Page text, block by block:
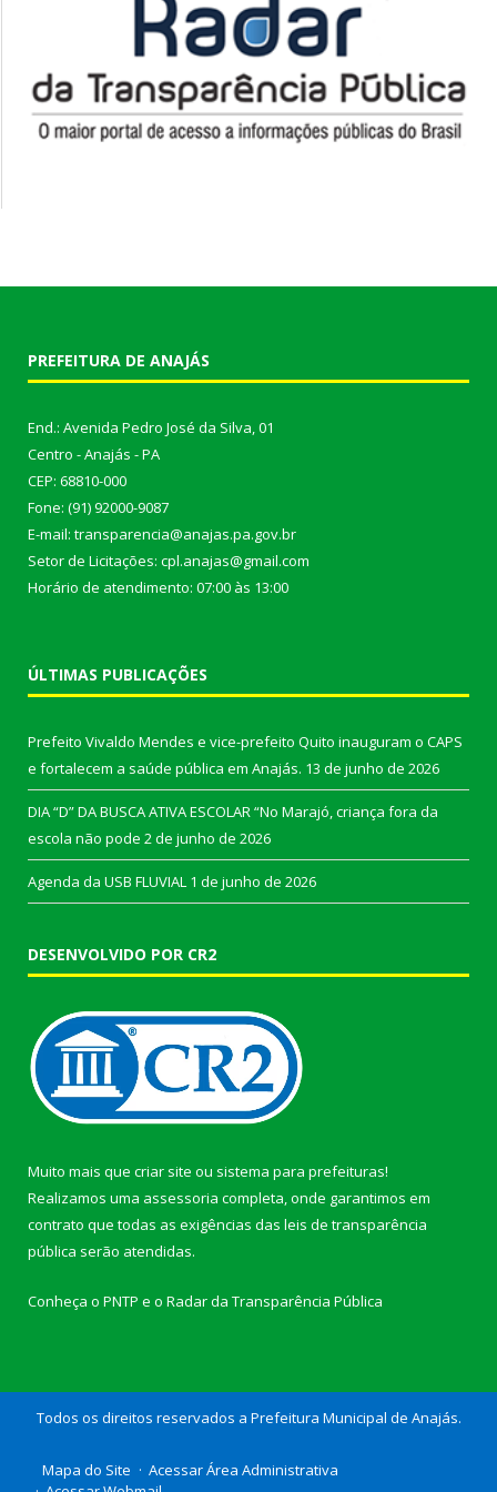
PREFEITURA DE ANAJÁS
End.: Avenida Pedro José da Silva, 01
Centro - Anajás - PA
CEP: 68810-000
Fone: (91) 92000-9087
E-mail: transparencia@anajas.pa.gov.br
Setor de Licitações: cpl.anajas@gmail.com
Horário de atendimento: 07:00 às 13:00
ÚLTIMAS PUBLICAÇÕES
Prefeito Vivaldo Mendes e vice-prefeito Quito inauguram o CAPS
e fortalecem a saúde pública em Anajás. 13 de junho de 2026
DIA “D” DA BUSCA ATIVA ESCOLAR “No Marajó, criança fora da
escola não pode 2 de junho de 2026
Agenda da USB FLUVIAL 1 de junho de 2026
DESENVOLVIDO POR CR2
Muito mais que criar site ou sistema para prefeituras!
Realizamos uma assessoria completa, onde garantimos em
contrato que todas as exigências das leis de transparência
pública serão atendidas.
Conheça o PNTP e o Radar da Transparência Pública
Todos os direitos reservados a Prefeitura Municipal de Anajás.
Mapa do Site
Acessar Área Administrativa